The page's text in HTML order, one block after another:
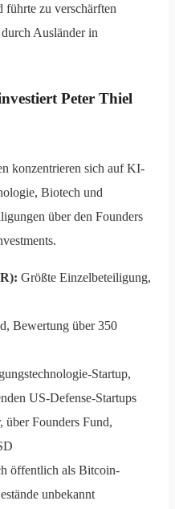
führte zu verschärften
Ausländer in
Peter Thiel
konzentrieren sich auf KI-
Biotech und
über den Founders
Größte Einzelbeteiligung,
Bewertung über 350
Startup,
US-Defense-Startups
über Founders Fund,
öffentlich als Bitcoin-
unbekannt